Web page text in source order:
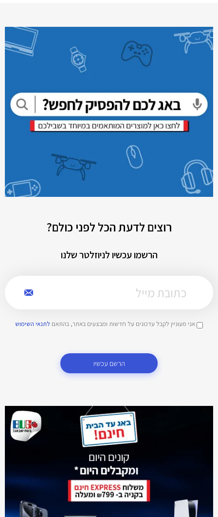
רוצים לדעת הכל לפני כולם?
הרשמו עכשיו לניוזלטר שלנו
אני מעוניין לקבל עדכונים על חדשות ומבצעים באתר, בהתאם לתנאי השימוש
הרשם עכשיו